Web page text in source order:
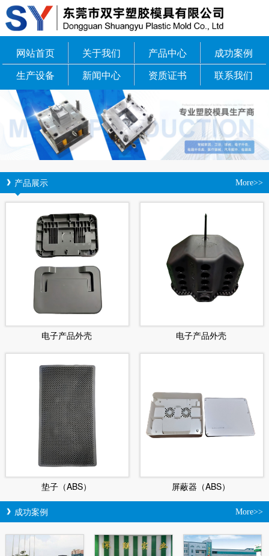
网站首页 关于我们 产品中心
成功案例
生产设备
新闻中心 资质证书 联系我们
More>>
产品展示
电子产品外壳 电子产品外壳
垫子（ABS） 屏蔽器（ABS）
More>>
成功案例